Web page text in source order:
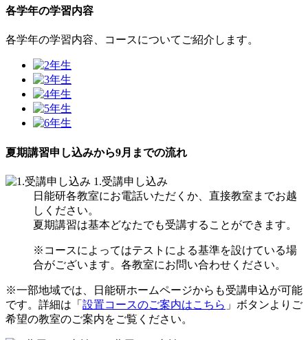
各学年の学習内容
各学年の学習内容、コースについてご紹介します。
夏期講習申し込みから9月までの流れ
1.受講申し込み
日能研各教室にお電話いただくか、直接教室までお越
しください。
夏期講習は基本どなたでも受講することができます。
※コースによってはテストによる基準を設けている場
合がございます。各教室にお問い合わせください。
※一部地域では、日能研ホームページからも受講申込が可能
です。詳細は「 設置コースのご案内はこちら 」ボタンよりご
希望の教室のご案内をご覧ください。